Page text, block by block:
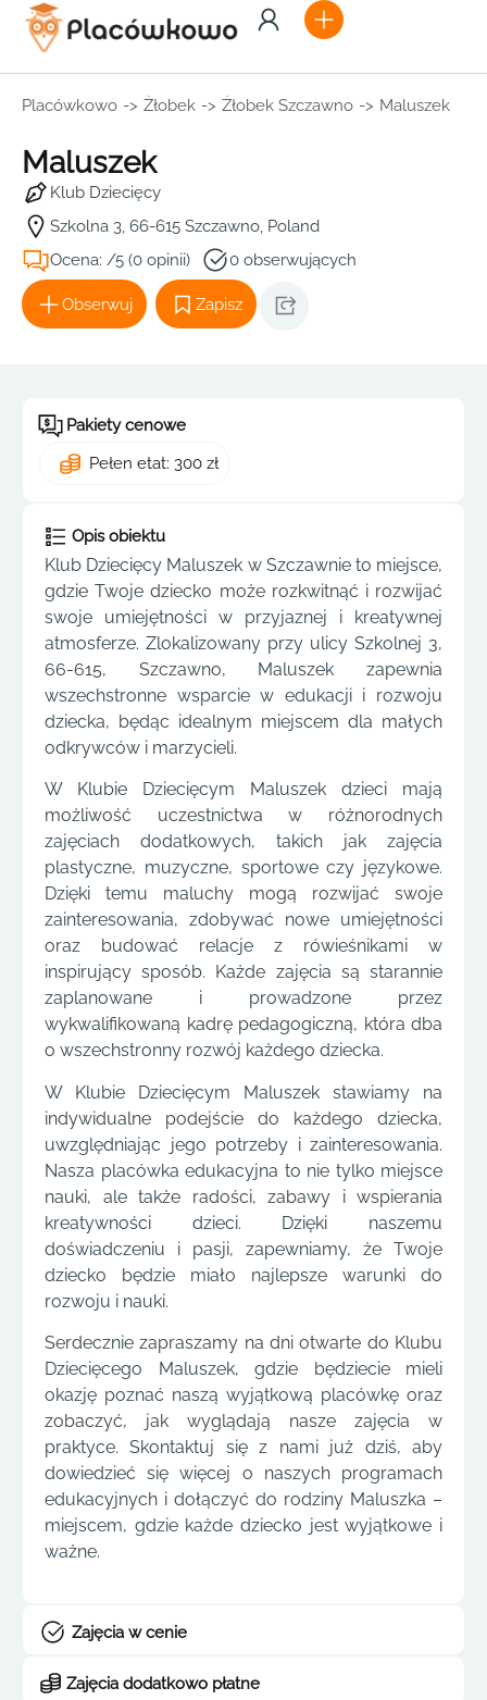
Placówkowo -> Żłobek -> Żłobek Szczawno -> Maluszek
Maluszek
Klub Dziecięcy
Szkolna 3, 66-615 Szczawno, Poland
Ocena: /5 (0 opinii)
0 obserwujących
Obserwuj Zapisz
Pakiety cenowe
Pełen etat: 300 zł
Opis obiektu
Klub Dziecięcy Maluszek w Szczawnie to miejsce,
gdzie Twoje dziecko może rozkwitnąć i rozwijać
swoje umiejętności w przyjaznej i kreatywnej
atmosferze. Zlokalizowany przy ulicy Szkolnej 3,
66-615, Szczawno, Maluszek zapewnia
wszechstronne wsparcie w edukacji i rozwoju
dziecka, będąc idealnym miejscem dla małych
odkrywców i marzycieli.
W Klubie Dziecięcym Maluszek dzieci mają
możliwość uczestnictwa w różnorodnych
zajęciach dodatkowych, takich jak zajęcia
plastyczne, muzyczne, sportowe czy językowe.
Dzięki temu maluchy mogą rozwijać swoje
zainteresowania, zdobywać nowe umiejętności
oraz budować relacje z rówieśnikami w
inspirujący sposób. Każde zajęcia są starannie
zaplanowane i prowadzone przez
wykwalifikowaną kadrę pedagogiczną, która dba
o wszechstronny rozwój każdego dziecka.
W Klubie Dziecięcym Maluszek stawiamy na
indywidualne podejście do każdego dziecka,
uwzględniając jego potrzeby i zainteresowania.
Nasza placówka edukacyjna to nie tylko miejsce
nauki, ale także radości, zabawy i wspierania
kreatywności dzieci. Dzięki naszemu
doświadczeniu i pasji, zapewniamy, że Twoje
dziecko będzie miało najlepsze warunki do
rozwoju i nauki.
Serdecznie zapraszamy na dni otwarte do Klubu
Dziecięcego Maluszek, gdzie będziecie mieli
okazję poznać naszą wyjątkową placówkę oraz
zobaczyć, jak wyglądają nasze zajęcia w
praktyce. Skontaktuj się z nami już dziś, aby
dowiedzieć się więcej o naszych programach
edukacyjnych i dołączyć do rodziny Maluszka –
miejscem, gdzie każde dziecko jest wyjątkowe i
ważne.
Zajęcia w cenie
Zajęcia dodatkowo płatne